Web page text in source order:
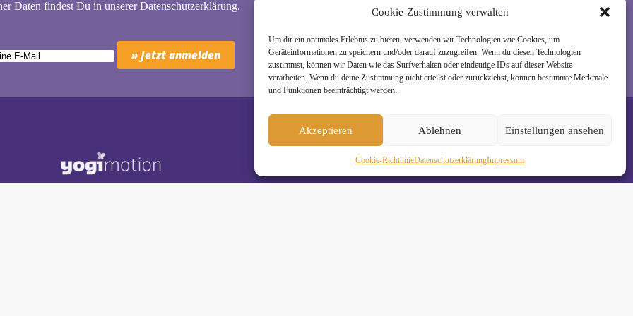
Cookie-Zustimmung verwalten
Um dir ein optimales Erlebnis zu bieten, verwenden wir Technologien wie Cookies, um
Geräteinformationen zu speichern und/oder darauf zuzugreifen. Wenn du diesen Technologien
zustimmst, können wir Daten wie das Surfverhalten oder eindeutige IDs auf dieser Website
verarbeiten. Wenn du deine Zustimmung nicht erteilst oder zurückziehst, können bestimmte Merkmale
und Funktionen beeinträchtigt werden.
Akzeptieren Ablehnen Einstellungen ansehen
Cookie-RichtlinieDaten­schutz­erklä­rungImpressum
Daten findest Du in unsererDatenschutzerklärung.